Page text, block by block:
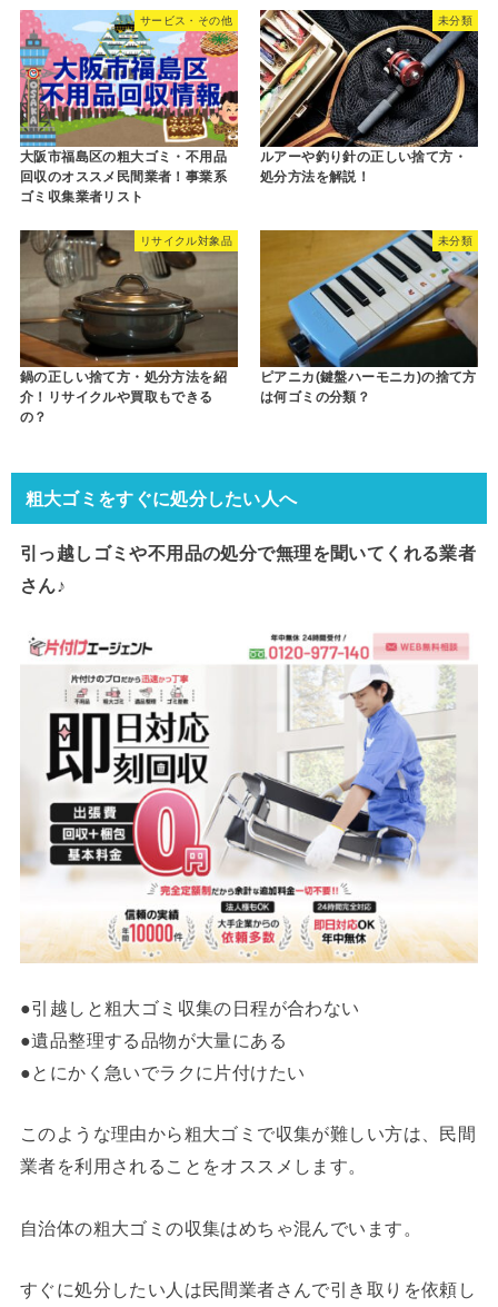
サービス・その他
大阪市福島区の粗大ゴミ・不用品
回収のオススメ民間業者！事業系
ゴミ収集業者リスト
未分類
ルアーや釣り針の正しい捨て方・
処分方法を解説！
リサイクル対象品
鍋の正しい捨て方・処分方法を紹
介！リサイクルや買取もできる
の？
未分類
ピアニカ(鍵盤ハーモニカ)の捨て方
は何ゴミの分類？
粗大ゴミをすぐに処分したい人へ
引っ越しゴミや不用品の処分で無理を聞いてくれる業者
さん♪
●引越しと粗大ゴミ収集の日程が合わない
●遺品整理する品物が大量にある
●とにかく急いでラクに片付けたい
このような理由から粗大ゴミで収集が難しい方は、民間
業者を利用されることをオススメします。
自治体の粗大ゴミの収集はめちゃ混んでいます。
すぐに処分したい人は民間業者さんで引き取りを依頼し